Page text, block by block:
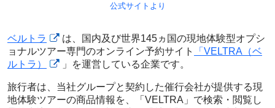
公式サイトより
ベルトラ
は、国内及び世界145ヵ国の現地体験型オプシ
ョナルツアー専門のオンライン予約サイト
「VELTRA（ベ
ルトラ）
」を運営している企業です。
旅行者は、当社グループと契約した催行会社が提供する現
地体験ツアーの商品情報を、「VELTRA」で検索・閲覧し